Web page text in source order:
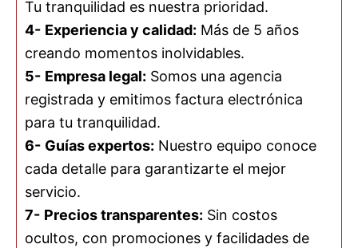
Tu tranquilidad es nuestra prioridad.
4- Experiencia y calidad: Más de 5 años
creando momentos inolvidables.
5- Empresa legal: Somos una agencia
registrada y emitimos factura electrónica
para tu tranquilidad.
6- Guías expertos: Nuestro equipo conoce
cada detalle para garantizarte el mejor
servicio.
7- Precios transparentes: Sin costos
ocultos, con promociones y facilidades de